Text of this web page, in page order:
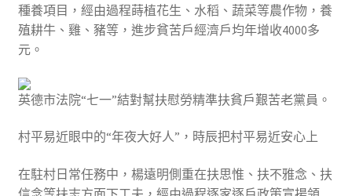
種養項目，經由過程蒔植花生、水稻、蔬菜等農作物，養
殖耕牛、雞、豬等，進步貧苦戶經濟戶均年增收4000多
元。
英德市法院“七一”結對幫扶慰勞精準扶貧戶艱苦老黨員。
村平易近眼中的“年夜大好人”，時辰把村平易近安心上
在駐村日常任務中，楊遠明側重在扶思惟、扶不雅念、扶